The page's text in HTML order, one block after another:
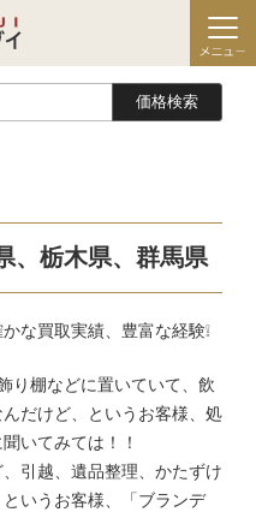
価格検索
、栃木県、群馬県
な買取実績、豊富な経験❕
り棚などに置いていて、飲
だけど、というお客様、処
いてみては！！
引越、遺品整理、かたずけ
いうお客様、「ブランデ